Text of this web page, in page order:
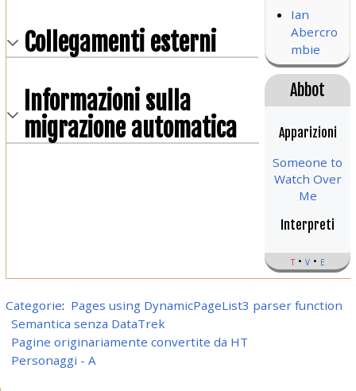
Ian
Abercro
mbie
Abbot
Apparizioni
Someone to
Watch Over
Me
Interpreti
t v e
Collegamenti esterni
Informazioni sulla
migrazione automatica
Categorie: Pages using DynamicPageList3 parser function
Semantica senza DataTrek
Pagine originariamente convertite da HT
Personaggi - A